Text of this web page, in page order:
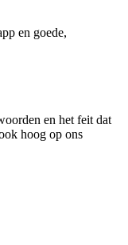
en goede,
en het feit dat
hoog op ons